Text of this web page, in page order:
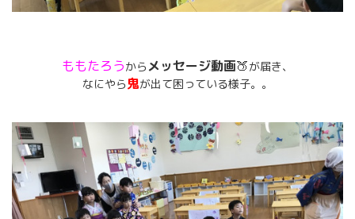
ももたろうから メッセージ動画🍑が届き、
なにやら鬼が出て困っている様子。。